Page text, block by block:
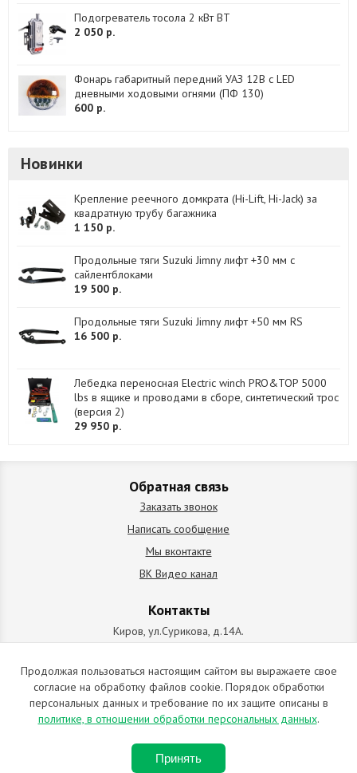
Подогреватель тосола 2 кВт BT
2 050 р.
Фонарь габаритный передний УАЗ 12B c LED
дневными ходовыми огнями (ПФ 130)
600 р.
Новинки
Крепление реечного домкрата (Hi-Lift, Hi-Jack) за
квадратную трубу багажника
1 150 р.
Продольные тяги Suzuki Jimny лифт +30 мм с
сайлентблоками
19 500 р.
Продольные тяги Suzuki Jimny лифт +50 мм RS
16 500 р.
Лебедка переносная Electric winch PRO&TOP 5000
lbs в ящике и проводами в сборе, синтетический трос
(версия 2)
29 950 р.
Обратная связь
Заказать звонок
Написать сообщение
Мы вконтакте
ВК Видео канал
Контакты
Киров, ул.Сурикова, д.14А.
схема проезда
+7 (912) 827-92-55
ИП Позолотин Евгений Валерьевич
ИНН 434537218055 / ОГРН ИП 309434505600123 от 25.02.2009
2009-2026 © Все права защищены. Копирование материалов
Продолжая пользоваться настоящим сайтом вы выражаете свое
согласие на обработку файлов cookie. Порядок обработки
персональных данных и требование по их защите описаны в
политике, в отношении обработки персональных данных.
Принять